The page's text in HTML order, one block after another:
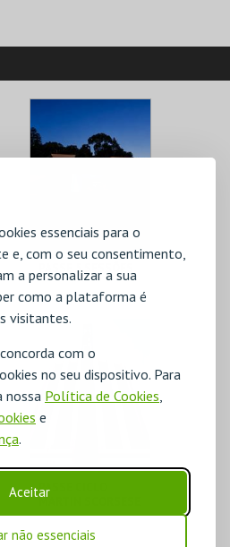
essenciais para o
e, com o seu consentimento,
a personalizar a sua
como a plataforma é
visitantes.
com o
no seu dispositivo. Para
nossa Política de Cookies
e
.
Aceitar
não essenciais
PASSE 5 SESSÕES
CAPITÓLIO.
MAIS INFO
PASSE CICLO
MARTIN SCORSESE
CAPITÓLIO.